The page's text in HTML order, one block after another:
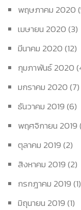
พฤษภาคม 2020
เมษายน 2020(3)
มีนาคม 2020(12)
กุมภาพันธ์ 2020
มกราคม 2020(7)
ธันวาคม 2019(6)
พฤศจิกายน 2019
ตุลาคม 2019(2)
สิงหาคม 2019(2)
กรกฎาคม 2019(1)
มิถุนายน 2019(1)